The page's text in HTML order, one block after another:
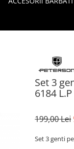
Set 3
6184 L.P
199,00 Lei
Set 3 genti